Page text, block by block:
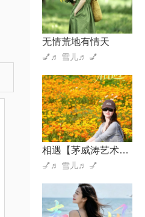
无情荒地有情天
💅♬ 雪儿♬ 💅
相遇【茅威涛艺术欣赏协会会歌】
💅♬ 雪儿♬ 💅